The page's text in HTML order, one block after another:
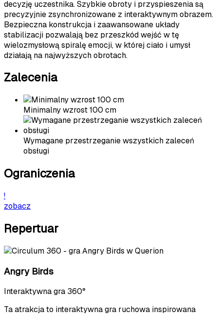
decyzję uczestnika. Szybkie obroty i przyspieszenia są
precyzyjnie zsynchronizowane z interaktywnym obrazem.
Bezpieczna konstrukcja i zaawansowane układy
stabilizacji pozwalają bez przeszkód wejść w tę
wielozmysłową spiralę emocji, w której ciało i umysł
działają na najwyższych obrotach.
Zalecenia
Minimalny wzrost 100 cm
Wymagane przestrzeganie wszystkich zaleceń
obsługi
Ograniczenia
!
zobacz
Repertuar
Angry Birds
Interaktywna gra 360°
Ta atrakcja to interaktywna gra ruchowa inspirowana